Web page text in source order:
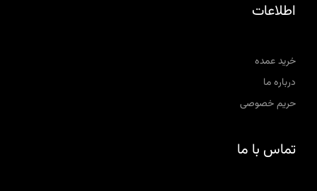
اطلاعات
خرید عمده
درباره ما
حریم خصوصی
تماس با ما